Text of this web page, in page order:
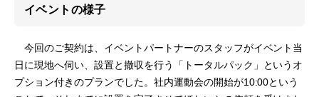
イベントの様子
今回のご契約は、イベントパートナーのスタッフがイベント当
日に現地へ伺い、設置と撤収を行う「トータルパック」というオ
プション付きのプランでした。社内運動会の開始が10:00という